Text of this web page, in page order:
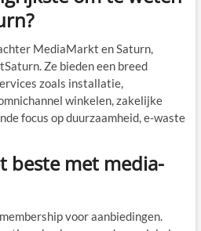
MediaMarkt en Saturn,
Ze bieden een breed
zoals installatie,
winkelen, zakelijke
focus op duurzaamheid, e-waste
beste met media-
voor aanbiedingen.